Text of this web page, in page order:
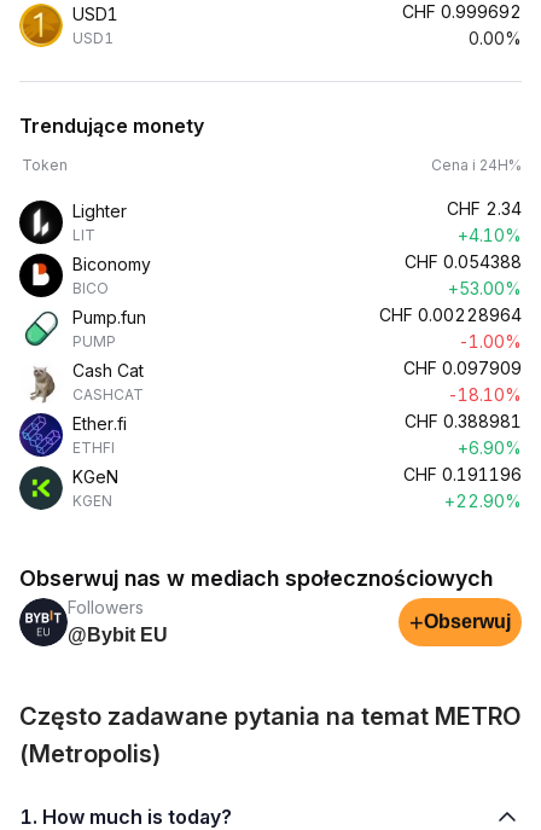
USD1
USD1
CHF 0.999692
0.00%
Trendujące monety
Token Cena i 24H%
Lighter
LIT
CHF 2.34
+4.10%
Biconomy
BICO
CHF 0.054388
+53.00%
Pump.fun
PUMP
CHF 0.00228964
-1.00%
Cash Cat
CASHCAT
CHF 0.097909
-18.10%
Ether.fi
ETHFI
CHF 0.388981
+6.90%
KGeN
KGEN
CHF 0.191196
+22.90%
Obserwuj nas w mediach społecznościowych
Followers
@Bybit EU
+Obserwuj
Często zadawane pytania na temat METRO
(Metropolis)
1. How much is today?